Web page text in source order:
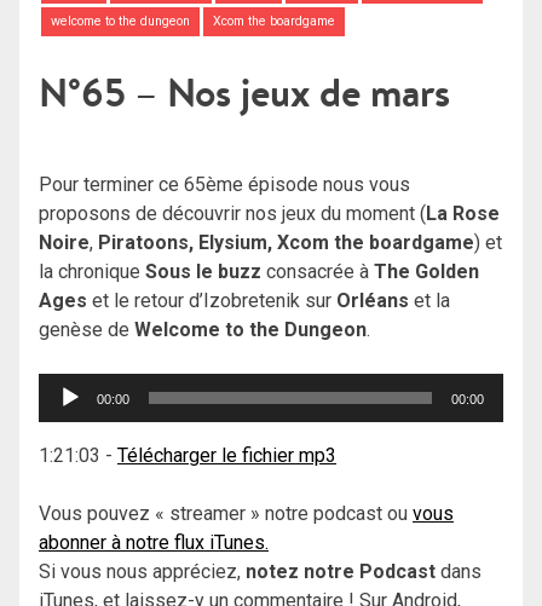
welcome to the dungeon Xcom the boardgame
N°65 – Nos jeux de mars
Pour terminer ce 65ème épisode nous vous
proposons de découvrir nos jeux du moment ( La Rose
Noire, Piratoons, Elysium, Xcom the boardgame) et
la chronique Sous le buzz consacrée à The Golden
Ages et le retour d’Izobretenik sur Orléans et la
genèse de Welcome to the Dungeon.
Lecteur
00:00 00:00
1:21:03 - Télécharger le fichier mp3
Vous pouvez « streamer » notre podcast ou vous
abonner à notre flux iTunes.
Si vous nous appréciez, notez notre Podcast dans
iTunes, et laissez-y un commentaire ! Sur Android,